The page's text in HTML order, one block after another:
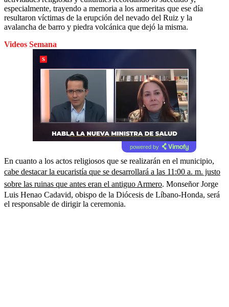
especialmente, trayendo a memoria a los armeritas que ese día
resultaron víctimas de la erupción del nevado del Ruiz y la
avalancha de barro y piedra volcánica que dejó la misma.
Videos Semana
powered by
En cuanto a los actos religiosos que se realizarán en el municipio,
cabe destacar la eucaristía que se desarrollará a las 11:00 a. m. justo
sobre las ruinas que antes eran el antiguo Armero. Monseñor Jorge
Luis Henao Cadavid, obispo de la Diócesis de Líbano-Honda, será
el responsable de dirigir la ceremonia.